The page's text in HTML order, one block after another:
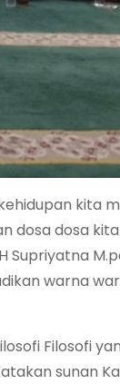
kita
dosa dosa
Supriyatna
warna
Filosofi
sunan